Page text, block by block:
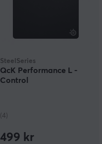
SteelSeries
QcK Performance L -
Control
(4)
499 kr